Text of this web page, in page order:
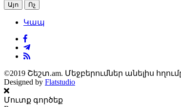
Այո Ոչ
Կապ
©2019 Շեշտ.am. Մեջբերումներ անելիս
Designed by Flatstudio
Մուտք գործեք